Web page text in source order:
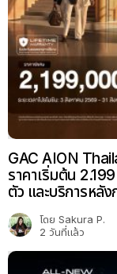
GAC AION
ราคาเริ่มต้น
ตัว และบริการหลั
โดย Sakura P.
2 วันที่แล้ว